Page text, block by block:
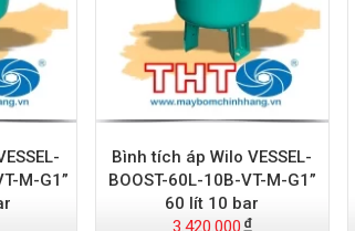
M-G1”
Bình tích áp Wilo VESSEL-
BOOST-60L-10B-VT-M-G1”
60 lít 10 bar
3.420.000